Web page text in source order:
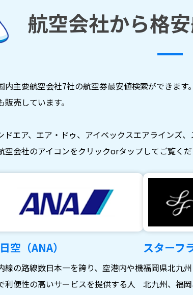
航空会社から格
主要航空会社7社の航空券最安値検索ができます。
売しています。
エア、エア・ドゥ、アイベックスエアラインズ
会社のアイコンをクリックorタップしてご覧くだ
空（ANA）
線の路線数日本一を誇り、空港内や機
利便性の高いサービスを提供する人
スターフ
福岡県北九
北九州、福